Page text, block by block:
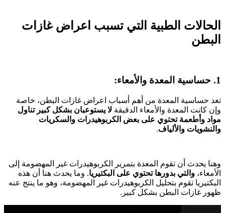
الحالات الطبية التي تسبب اعراض غازات
البطن
1. حساسية المعدة والأمعاء:
تعد حساسية المعدة من أهم أسباب اعراض غازات البطن، خاصة
وإن كانت المعدة والأمعاء الدقيقة لا يستوعبان بشكل كبير تناول
مواد وأطعمة تحتوي على بعض الكربوهيدرات والسكريات
والنشويات والألياف.
وهنا يحدث أن تقوم المعدة بتمرير الكربوهيدرات غير المهضومة إلى
الأمعاء، والتي بدورها تحتوي على البكتيريا. وما يحدث هنا أن هذه
البكتيريا تقوم بتحليل الكربوهيدرات غير المهضومة، وهو ما ينتج عنه
ظهور غازات البطن بشكل كبير.